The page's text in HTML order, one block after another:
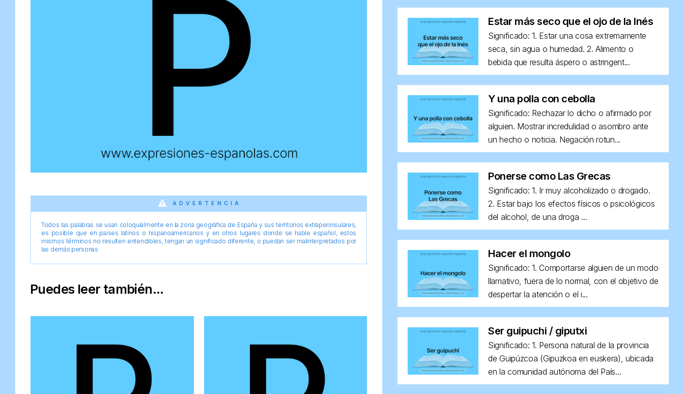
ADVERTENCIA
Todos las palabras se usan coloquialmente en la zona geográfica de España y sus territorios extrapeninsulares,
es posible que en países latinos o hispanoamericanos y en otros lugares donde se hable español, estos
mismos términos no resulten entendibles, tengan un significado diferente, o puedan ser malinterpretados por
las demás personas
Puedes leer también...
Estar más seco que el ojo de la Inés
Significado: 1. Estar una cosa extremamente
seca, sin agua o humedad. 2. Alimento o
bebida que resulta áspero o astringent...
Y una polla con cebolla
Significado: Rechazar lo dicho o afirmado por
alguien. Mostrar incredulidad o asombro ante
un hecho o noticia. Negación rotun...
Ponerse como Las Grecas
Significado: 1. Ir muy alcoholizado o drogado.
2. Estar bajo los efectos físicos o psicológicos
del alcohol, de una droga ...
Hacer el mongolo
Significado: 1. Comportarse alguien de un modo
llamativo, fuera de lo normal, con el objetivo de
despertar la atención o el i...
Ser guipuchi / giputxi
Significado: 1. Persona natural de la provincia
de Guipúzcoa (Gipuzkoa en euskera), ubicada
en la comunidad autónoma del País...